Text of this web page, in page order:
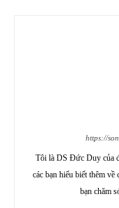
https://
Tôi là DS Đức Duy của
các bạn hiểu biết thêm
bạn chăm